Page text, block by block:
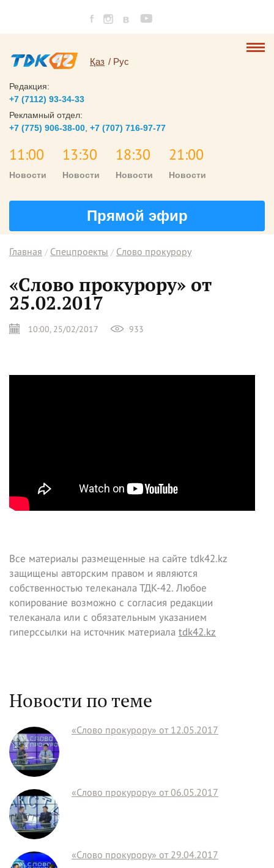
Қаз Рус
Редакция:
+7 (7112) 93-34-33
Рекламный отдел:
+7 (775) 906-38-00 +7 (707) 716-97-77
11:00
Новости
13:30
Новости
18:30
Новости
21:00
Новости
Прямой эфир
Главная Спецпроекты Слово прокурору
«Слово прокурору» от
25.02.2017
10:00, 25/02/2017 933
Все материалы размещенные на сайте tdk42.kz
защищены авторским правом и являются
собственностью телеканала ТДК-42. Любое
копирование возможно с согласия редакции
телеканала или с обязательным указанием
гиперссылки на источник материала tdk42.kz
Новости по теме
«Слово прокурору» от 12.05.2017
«Слово прокурору» от 06.05.2017
«Слово прокурору» от 29.04.2017